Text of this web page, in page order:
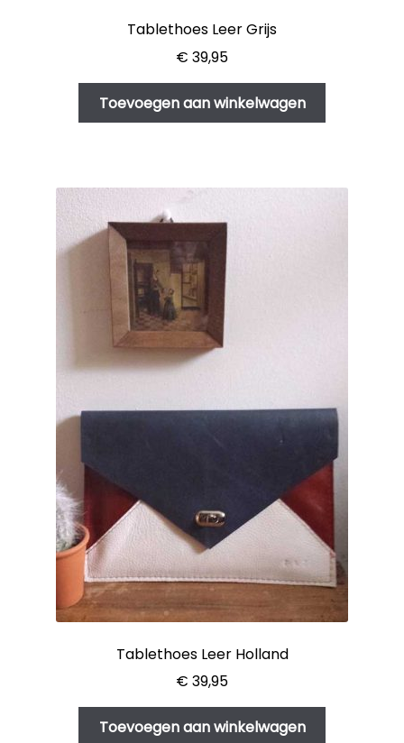
Tablethoes Leer Grijs
€ 39,95
Toevoegen aan winkelwagen
Tablethoes Leer Holland
€ 39,95
Toevoegen aan winkelwagen